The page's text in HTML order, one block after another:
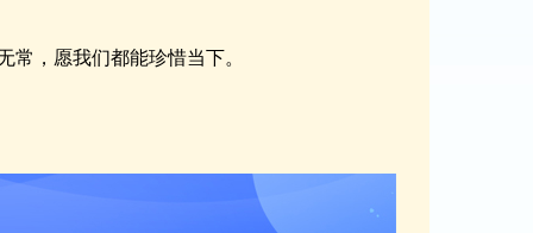
，愿我们都能珍惜当下。